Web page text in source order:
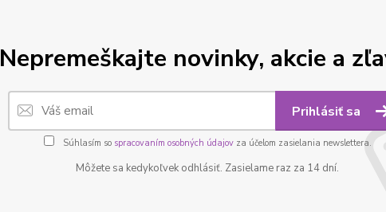
Nepremeškajte novinky, akcie a
Prihlásiť sa
Súhlasím so spracovaním osobných údajovza účelom zasielania newslettera.
Môžete sa kedykoľvek odhlásiť. Zasielame raz za 14 dní.